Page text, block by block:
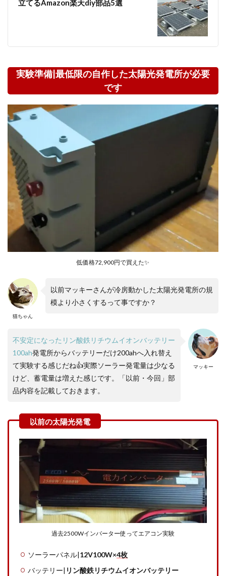
立てるAmazon楽天diy部品5選
実験準備|最低限の自作した太陽光発電所が必要
です
低価格72,900円で買えた✨
猫ちゃん
以前マッキーさんが冷房動かした太陽光発電所の規
模より小さくするって事ですか？
マッキー
不安定になったリン酸鉄リチウムイオンバッテリー
100ah発電所からバッテリーだけ200ahへ入れ替え
て実験する感じだね👍実際ソーラー発電量は少なる
けど、蓄電量は増えた感じです。「以前・今回」部
品内容を記載しておきます。
過去2500Wインバーター使ってエアコン実験
ソーラーパネル|12V100W×4枚
バッテリー| リン酸鉄リチウムイオンバッテリー